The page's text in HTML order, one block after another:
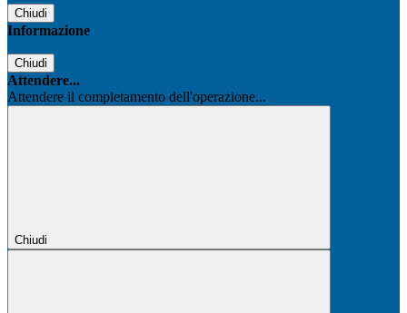
Chiudi
Informazione
Chiudi
Attendere...
Attendere il completamento dell'operazione...
Chiudi